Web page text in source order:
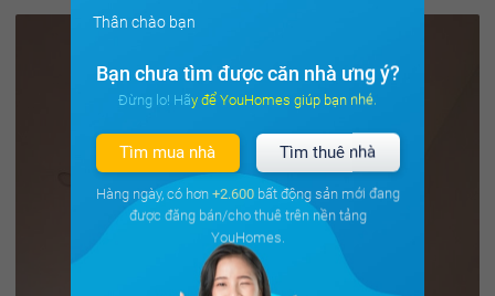
Thân chào bạn
Bạn chưa tìm được căn nhà ưng ý?
Đừng lo! Hãy để YouHomes giúp bạn nhé.
Tìm mua nhà Tìm thuê nhà
Hàng ngày, có hơn +2.600bất động sản mới đang
được đăng bán/cho thuê trên nền tảng
YouHomes.